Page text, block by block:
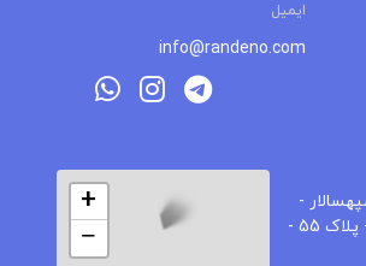
ایمیل
info@randeno.com
-
کوچه آزادیخواه - پلاک 55 -
+
−